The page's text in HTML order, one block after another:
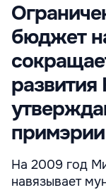
бюджет
примэрии
На 2009 год
навязывает